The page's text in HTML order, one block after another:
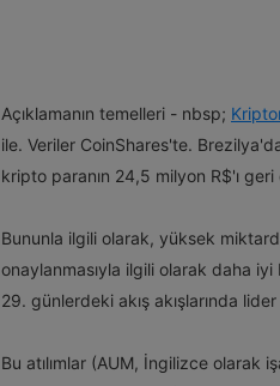
Açıklamanın temelleri - nbsp;
ile. Veriler CoinShares'te.
kripto paranın 24,5 milyon R$'ı
Bununla ilgili olarak, yüksek
onaylanmasıyla ilgili olarak daha
29. günlerdeki akış akışlarında
Bu atılımlar (AUM, İngilizce